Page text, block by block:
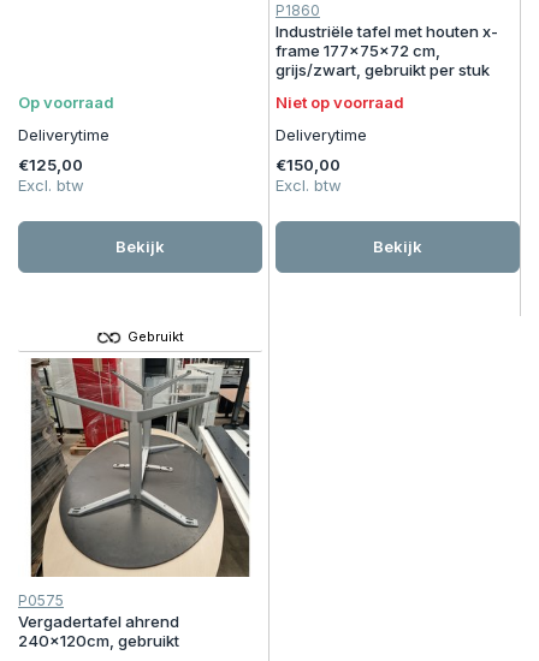
Op voorraad
Deliverytime
€125,00
Excl. btw
Bekijk
P1860
Industriële tafel met houten x-
frame 177x75x72 cm,
grijs/zwart, gebruikt per stuk
Niet op voorraad
Deliverytime
€150,00
Excl. btw
Bekijk
Gebruikt
P0575
Vergadertafel ahrend
240x120cm, gebruikt